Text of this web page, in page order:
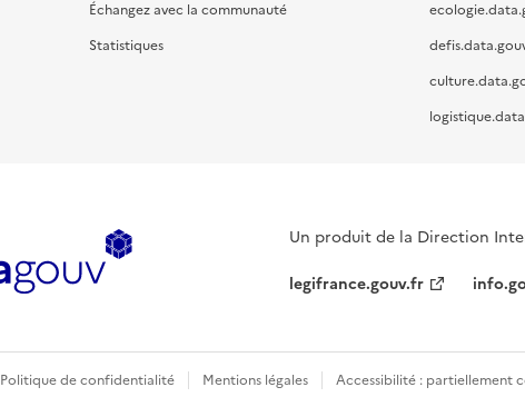
Échangez avec la communauté
Statistiques
Un produit de la Direction
legifrance.gouv.fr
Politique de confidentialité Mentions légales Accessibilité : partiellement